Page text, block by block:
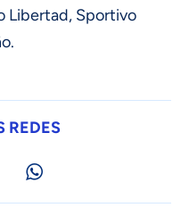
Libertad, Sportivo
REDES